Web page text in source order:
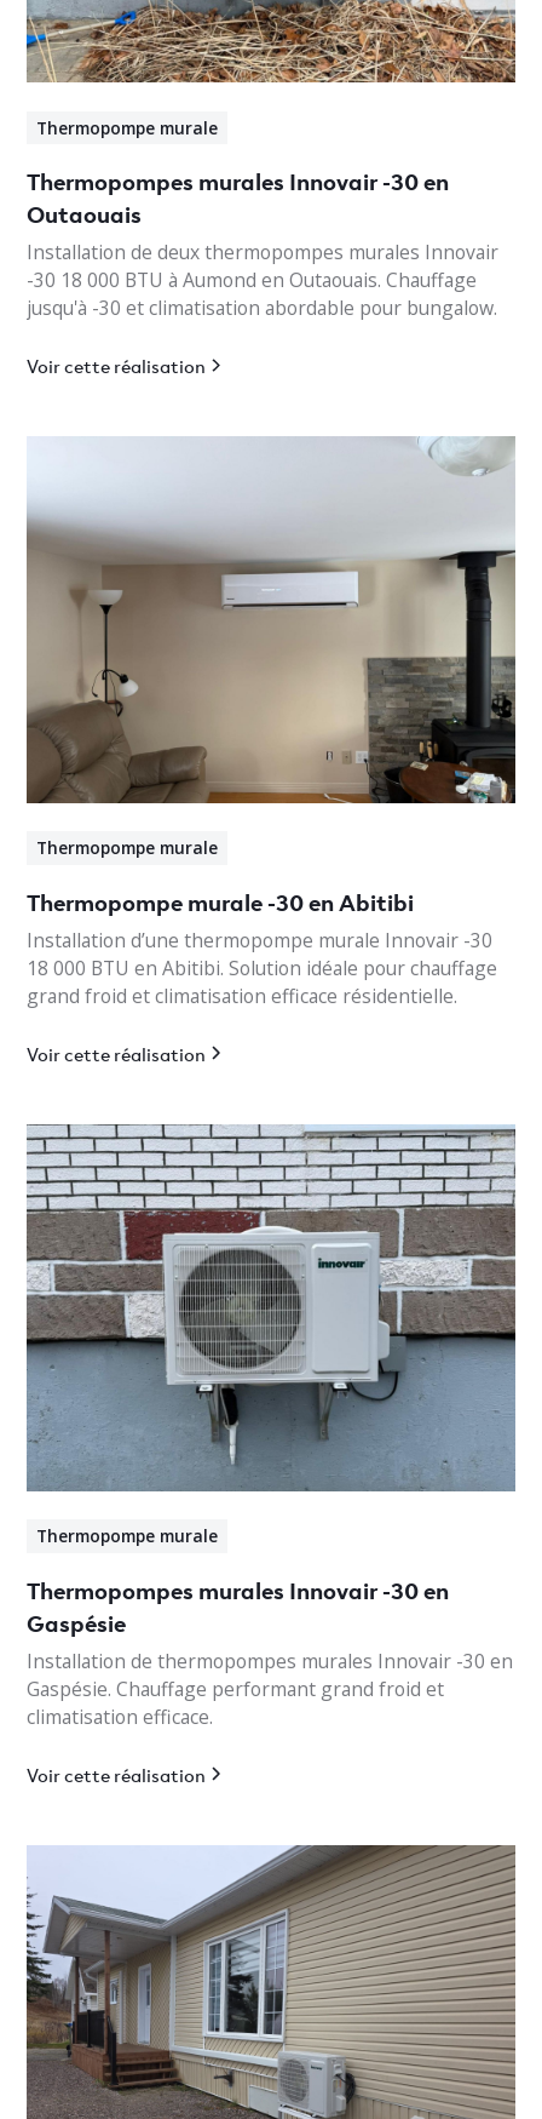
Thermopompe murale
Thermopompes murales Innovair -30 en
Outaouais
Installation de deux thermopompes murales Innovair
-30 18 000 BTU à Aumond en Outaouais. Chauffage
jusqu'à -30 et climatisation abordable pour bungalow.
Voir cette réalisation
Thermopompe murale
Thermopompe murale -30 en Abitibi
Installation d’une thermopompe murale Innovair -30
18 000 BTU en Abitibi. Solution idéale pour chauffage
grand froid et climatisation efficace résidentielle.
Voir cette réalisation
Thermopompe murale
Thermopompes murales Innovair -30 en
Gaspésie
Installation de thermopompes murales Innovair -30 en
Gaspésie. Chauffage performant grand froid et
climatisation efficace.
Voir cette réalisation